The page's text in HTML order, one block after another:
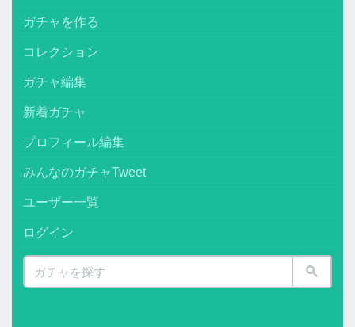
ガチャを作る
コレクション
ガチャ編集
新着ガチャ
プロフィール編集
みんなのガチャTweet
ユーザー一覧
ログイン